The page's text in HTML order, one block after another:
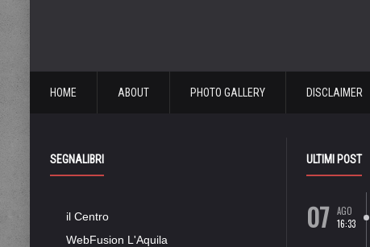
HOME ABOUT PHOTO GALLERY DISCLAIMER
SEGNALIBRI
il Centro
WebFusion L'Aquila
ULTIMI POST
07
AGO
16:33